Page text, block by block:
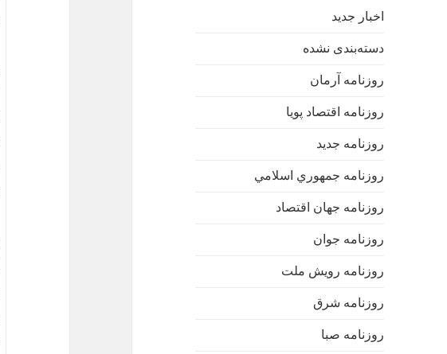
اخبار جدید
دسته‌بندی نشده
روزنامه آرمان
روزنامه اقتصاد پویا
روزنامه جدید
روزنامه جمهوري اسلامي
روزنامه جهان اقتصاد
روزنامه جوان
روزنامه رویش ملت
روزنامه شرق
روزنامه صبا